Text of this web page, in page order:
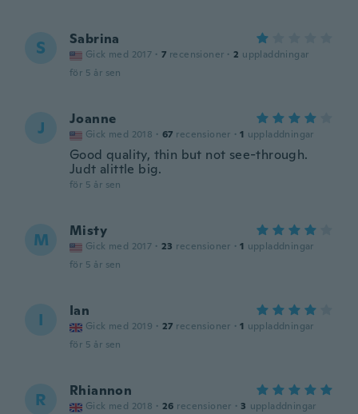
S Sabrina
Gick med 2017 · 7 recensioner · 2 uppladdningar
för 5 år sen
J Joanne
Gick med 2018 · 67 recensioner · 1 uppladdningar
Good quality, thin but not see-through.
Judt alittle big.
för 5 år sen
M Misty
Gick med 2017 · 23 recensioner · 1 uppladdningar
för 5 år sen
I Ian
Gick med 2019 · 27 recensioner · 1 uppladdningar
för 5 år sen
R Rhiannon
Gick med 2018 · 26 recensioner · 3 uppladdningar